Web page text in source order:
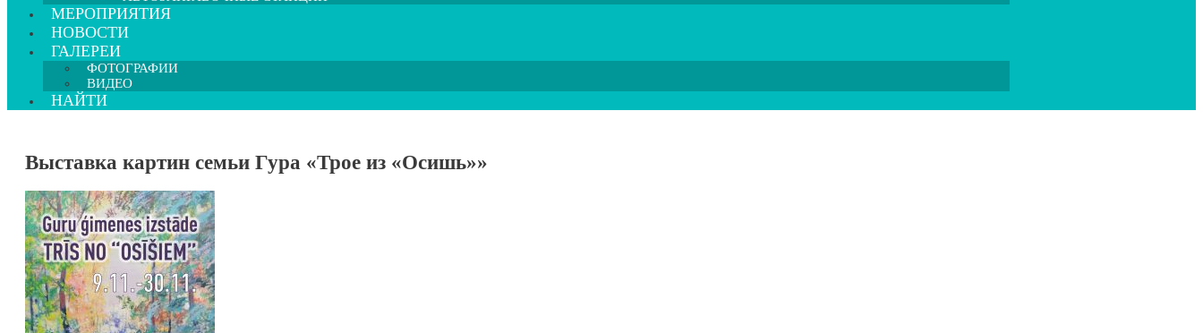
МЕРОПРИЯТИЯ
НОВОСТИ
ГАЛЕРЕИ
ФОТОГРАФИИ
ВИДЕО
НАЙТИ
Выставка картин семьи Гурa «Трое из «Осишь»»